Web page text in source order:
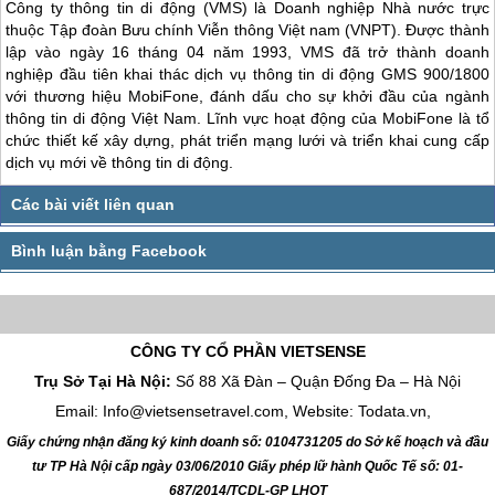
Công ty thông tin di động (VMS) là Doanh nghiệp Nhà nước trực
thuộc Tập đoàn Bưu chính Viễn thông Việt nam (VNPT). Được thành
lập vào ngày 16 tháng 04 năm 1993, VMS đã trở thành doanh
nghiệp đầu tiên khai thác dịch vụ thông tin di động GMS 900/1800
với thương hiệu MobiFone, đánh dấu cho sự khởi đầu của ngành
thông tin di động Việt Nam. Lĩnh vực hoạt động của MobiFone là tổ
chức thiết kế xây dựng, phát triển mạng lưới và triển khai cung cấp
dịch vụ mới về thông tin di động.
CÔNG TY CỔ PHẦN VIETSENSE
Trụ Sở Tại Hà Nội: Số 88 Xã Đàn – Quận Đống Đa – Hà Nội
Email: Info@vietsensetravel.com, Website: Todata.vn,
Giấy chứng nhận đăng ký kinh doanh số: 0104731205 do Sở kế hoạch và đầu
tư TP Hà Nội cấp ngày 03/06/2010 Giấy phép lữ hành Quốc Tế số: 01-
687/2014/TCDL-GP LHQT